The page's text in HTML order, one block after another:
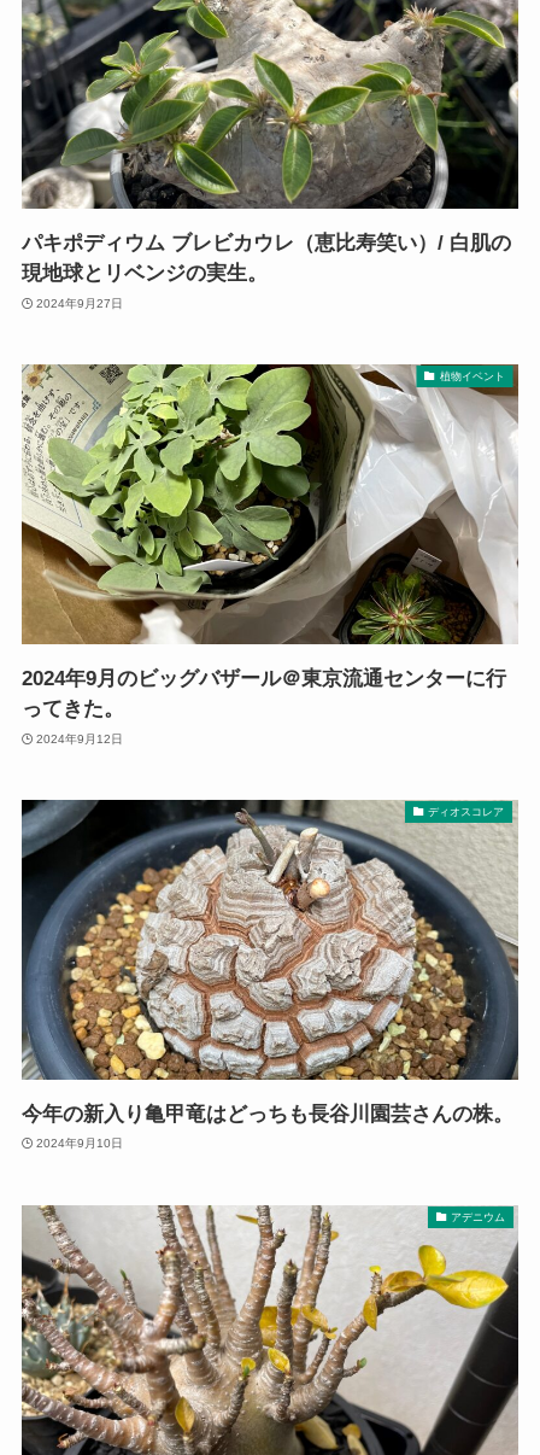
パキポディウム ブレビカウレ（恵比寿笑い）/ 白肌の
現地球とリベンジの実生。
2024年9月27日
植物イベント
2024年9月のビッグバザール＠東京流通センターに行
ってきた。
2024年9月12日
ディオスコレア
今年の新入り亀甲竜はどっちも長谷川園芸さんの株。
2024年9月10日
アデニウム